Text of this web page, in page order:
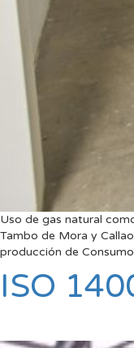
Uso de gas natural
Tambo de Mora y
producción de
ISO